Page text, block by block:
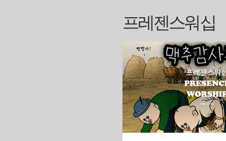
프레젠스워십